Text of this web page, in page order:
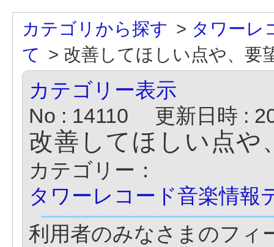
カテゴリから探す > タワーレ
て > 改善してほしい点や、要
カテゴリー表示
No : 14110
更新日時 :
改善してほしい点や
カテゴリー：
タワーレコード音楽情報
利用者のみなさまのフィ